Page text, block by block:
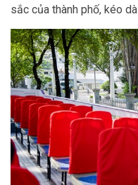
sắc của thành phố, kéo